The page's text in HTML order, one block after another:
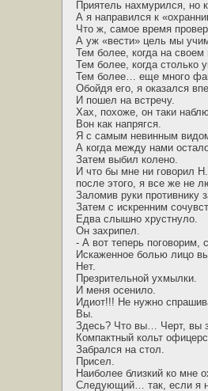
Приятель нахмурился, но
А я направился к
Что ж, самое время
А уж «вести» цель мы
Тем более, когда на своем
Тем более, когда столько
Тем более… еще много
Обойдя его, я оказался
И пошел на встречу.
Хах, похоже, он таки
Вон как напрягся.
Я с самым невинным
А когда между нами
Затем выбил колено.
И что бы мне ни говорил Н.
после этого, я все же не
Заломив руки противнику
Затем с искренним
Едва слышно хрустнуло.
Он захрипел.
- А вот теперь поговорим,
Искаженное болью лицо
Нет.
Презрительной ухмылки.
И меня осенило.
Идиот!!! Не нужно
Вы.
Здесь? Что вы… Черт, вы
Компактный кольт
Забрался на стол.
Присел.
Наиболее близкий ко мне
Следующий… так, если я